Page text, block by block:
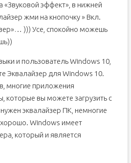
«Звуковой эффект», в нижней
жми на кнопочку » Вкл.
))) Усе, спокойно можешь
и пользователь Windows 10,
Эквалайзер для Windows 10.
многие приложения
которые вы можете загрузить с
эквалайзер ПК, немногие
Windows имеет
который и является